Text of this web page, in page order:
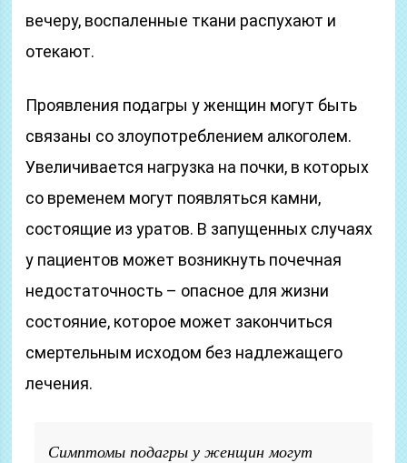
вечеру, воспаленные ткани распухают и
отекают.
Проявления подагры у женщин могут быть
связаны со злоупотреблением алкоголем.
Увеличивается нагрузка на почки, в которых
со временем могут появляться камни,
состоящие из уратов. В запущенных случаях
у пациентов может возникнуть почечная
недостаточность – опасное для жизни
состояние, которое может закончиться
смертельным исходом без надлежащего
лечения.
Симптомы подагры у женщин могут